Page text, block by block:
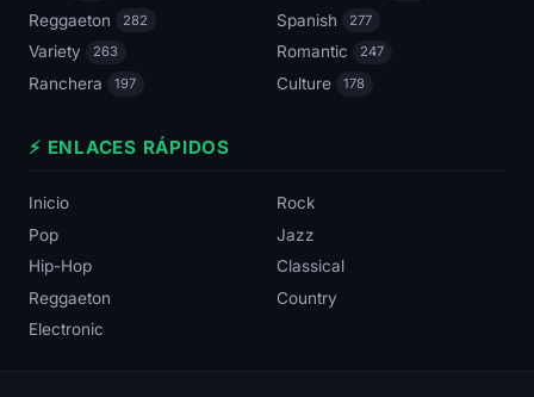
Reggaeton 282 Spanish 277
Variety 263 Romantic 247
Ranchera 197 Culture 178
⚡ ENLACES RÁPIDOS
Inicio
Rock
Pop
Jazz
Hip-Hop
Classical
Reggaeton
Country
Electronic